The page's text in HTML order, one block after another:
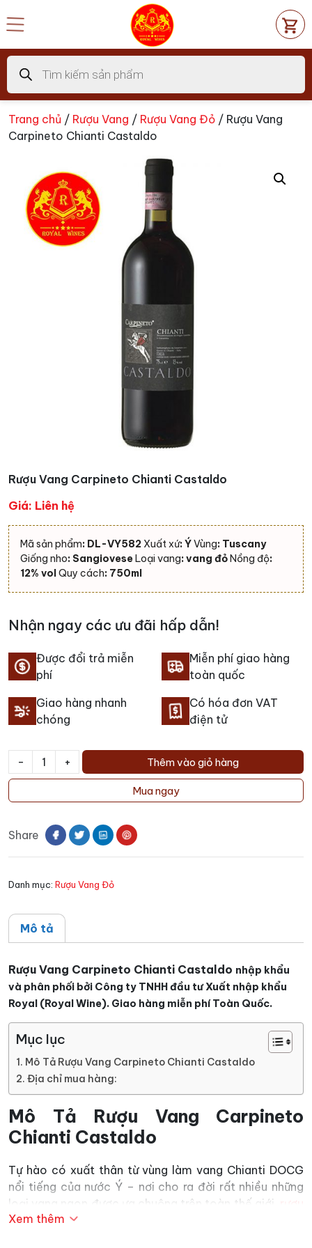
đến
dung
Tìm
kiếm
sản
phẩm
Trang chủ / Rượu Vang / Rượu Vang Đỏ / Rượu Vang
Carpineto Chianti Castaldo
Rượu Vang Carpineto Chianti Castaldo
Giá: Liên hệ
Mã sản phẩm: DL-VY582 Xuất xứ: ÝVùng: Tuscany
Giống nho: SangioveseLoại vang: vang đỏNồng độ:
12% volQuy cách: 750ml
Nhận ngay các ưu đãi hấp dẫn!
Được đổi trả miễn
phí
Miễn phí giao hàng
toàn quốc
Giao hàng nhanh
chóng
Có hóa đơn VAT
điện tử
-
Rượu
Carpineto
Castaldo
+ Thêm vào giỏ hàng
Mua ngay
Share
Danh mục: Rượu Vang Đỏ
Mô tả
Rượu Vang Carpineto Chianti Castaldo nhập khẩu
và phân phối bởi Công ty TNHH đầu tư Xuất nhập khẩu
Royal (Royal Wine). Giao hàng miễn phí Toàn Quốc.
Mục lục
Mô Tả Rượu Vang Carpineto Chianti Castaldo
Địa chỉ mua hàng:
Mô Tả Rượu Vang Carpineto
Chianti Castaldo
Tự hào có xuất thân từ vùng làm vang Chianti DOCG
nổi tiếng của nước Ý – nơi cho ra đời rất nhiều những
loại vang ngon được ưa chuộng trên toàn thế giới,
rượu
vang đỏCarpineto Chianti Castaldo cũng mang trong
Xem thêm